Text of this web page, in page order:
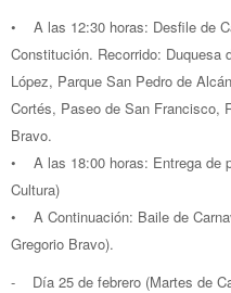
• A las 12:30 horas: Desfile de
Constitución. Recorrido:
López, Parque San Pedro de
Cortés, Paseo de San Francisco,
Bravo.
• A las 18:00 horas: Entrega de
Cultura)
• A Continuación: Baile de
Gregorio Bravo).
- Día 25 de febrero (Martes de